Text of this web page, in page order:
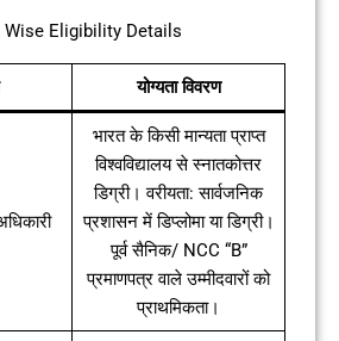
Wise Eligibility Details
योग्यता विवरण
भारत के किसी मान्यता प्राप्त
विश्वविद्यालय से स्नातकोत्तर
डिग्री। वरीयता: सार्वजनिक
प्रशासन में डिप्लोमा या डिग्री।
पूर्व सैनिक/ NCC “B”
प्रमाणपत्र वाले उम्मीदवारों को
प्राथमिकता।